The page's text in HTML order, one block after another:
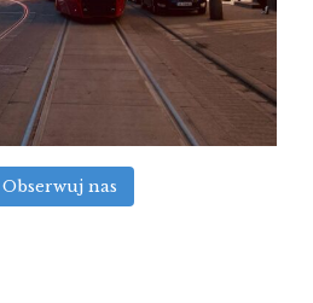
Obserwuj nas